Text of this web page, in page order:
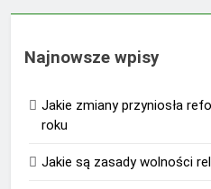
Najnowsze wpisy
Jakie zmiany przyniosła
roku
Jakie są zasady wolności